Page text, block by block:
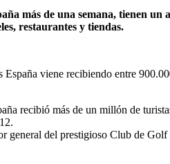
más de una semana, tienen
restaurantes y tiendas.
viene recibiendo entre
recibió más de un millón de
general del prestigioso Club de